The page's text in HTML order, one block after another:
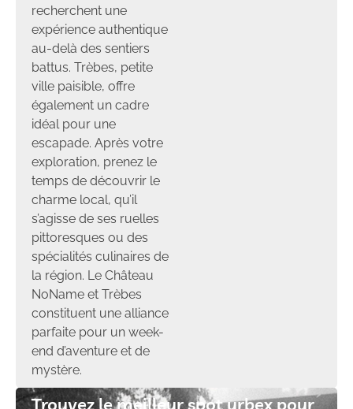
recherchent une
expérience authentique
au-delà des sentiers
battus. Trèbes, petite
ville paisible, offre
également un cadre
idéal pour une
escapade. Après votre
exploration, prenez le
temps de découvrir le
charme local, qu’il
s’agisse de ses ruelles
pittoresques ou des
spécialités culinaires de
la région. Le Château
NoName et Trèbes
constituent une alliance
parfaite pour un week-
end d’aventure et de
mystère.
Trouvez le meilleur spot urbex pour